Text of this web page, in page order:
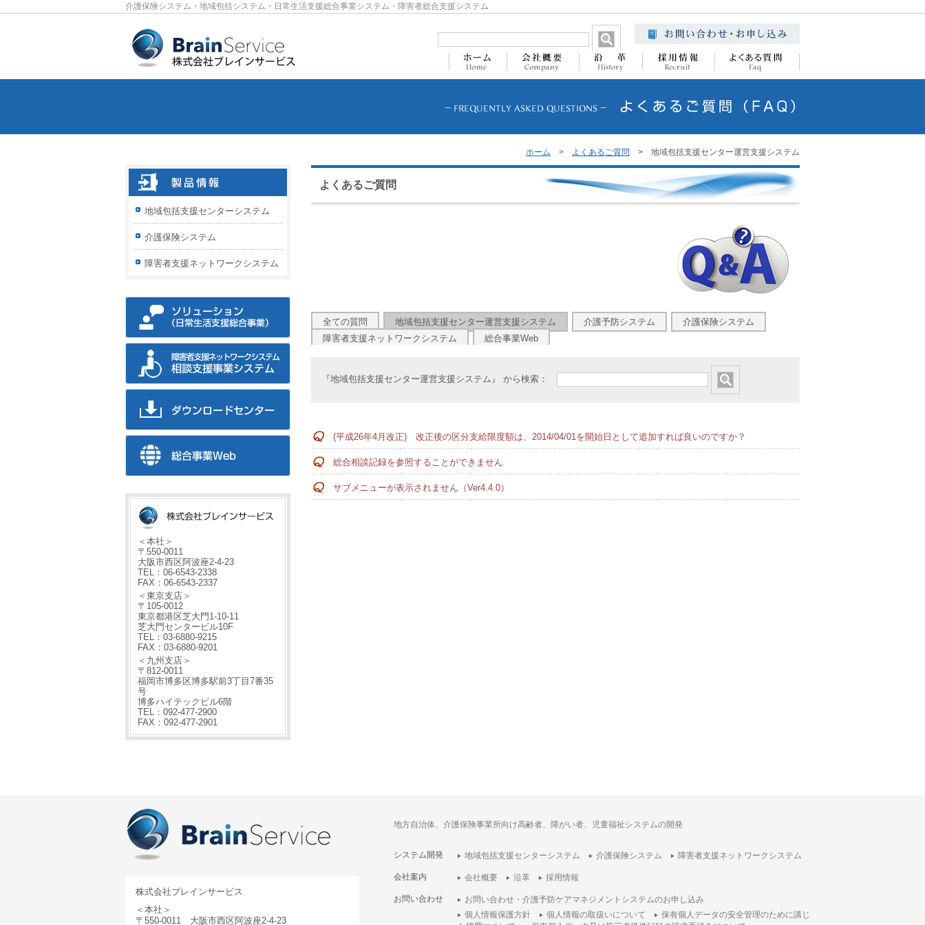
介護保険システム・地域包括システム・日常生活支援総合事業システム・障害者総合支援システム
ホーム > よくあるご質問 > 地域包括支援センター運営支援システム
よくあるご質問
全ての質問 地域包括支援センター運営支援システム 介護予防システム
介護保険システム
障害者支援ネットワークシステム
総合事業Web
『地域包括支援センター運営支援システム』 から検索：
(平成26年4月改正) 改正後の区分支給限度額は、2014/04/01を開始日として追加すれば良いのですか？
総合相談記録を参照することができません
サブメニューが表示されません（Ver4.4.0）
地域包括支援センターシステム
介護保険システム
障害者支援ネットワークシステム
＜本社＞
〒550-0011
大阪市西区阿波座2-4-23
TEL：06-6543-2338
FAX：06-6543-2337
＜東京支店＞
〒105-0012
東京都港区芝大門1-10-11
芝大門センタービル10F
TEL：03-6880-9215
FAX：03-6880-9201
＜九州支店＞
〒812-0011
福岡市博多区博多駅前3丁目7番35
号
博多ハイテックビル6階
TEL：092-477-2900
FAX：092-477-2901
株式会社ブレインサービス
＜本社＞
〒550-0011 大阪市西区阿波座2-4-23
地方自治体、介護保険事業所向け高齢者、障がい者、児童福祉システムの開発
システム開発 地域包括支援センターシステム 介護保険システム 障害者支援ネットワークシステム
会社案内 会社概要 沿革 採用情報
お問い合わせ
お問い合わせ・介護予防ケアマネジメントシステムのお申し込み
個人情報保護方針
個人情報の取扱いについて
保有個人データの安全管理のために講じ